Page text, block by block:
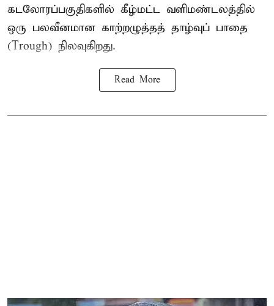
கடலோரப்பகுதிகளில் கீழ்மட்ட வளிமண்டலத்தில்
ஒரு பலவீனமான காற்றழுத்தத் தாழ்வுப் பாதை
(Trough) நிலவுகிறது.
Read More